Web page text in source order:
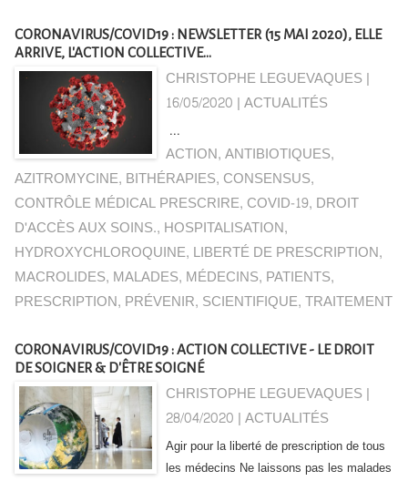
CORONAVIRUS/COVID19 : NEWSLETTER (15 MAI 2020), ELLE
ARRIVE, L'ACTION COLLECTIVE...
CHRISTOPHE LEGUEVAQUES |
16/05/2020 |ACTUALITÉS
...
ACTION,ANTIBIOTIQUES,
AZITROMYCINE, BITHÉRAPIES, CONSENSUS,
CONTRÔLE MÉDICAL PRESCRIRE, COVID-19, DROIT
D'ACCÈS AUX SOINS., HOSPITALISATION,
HYDROXYCHLOROQUINE, LIBERTÉ DE PRESCRIPTION,
MACROLIDES, MALADES, MÉDECINS, PATIENTS,
PRESCRIPTION, PRÉVENIR, SCIENTIFIQUE,TRAITEMENT
CORONAVIRUS/COVID19 : ACTION COLLECTIVE - LE DROIT
DE SOIGNER & D'ÊTRE SOIGNÉ
CHRISTOPHE LEGUEVAQUES |
28/04/2020 |ACTUALITÉS
Agir pour la liberté de prescription de tous
les médecins Ne laissons pas les malades